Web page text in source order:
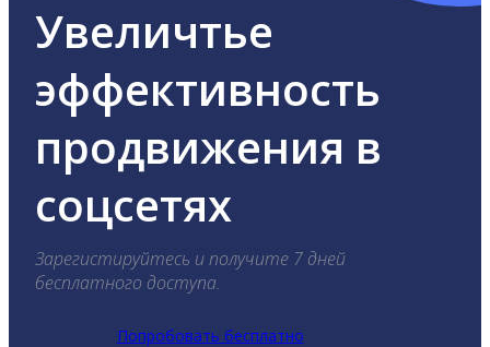
Увеличтье
эффективность
продвижения в
соцсетях
Зарегистируйтесь и получите 7 дней
бесплатного доступа.
Попробовать бесплатно